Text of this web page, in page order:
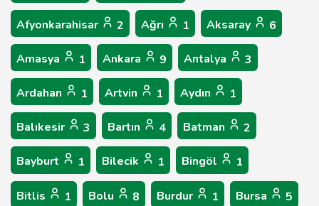
Afyonkarahisar 2 Ağrı 1 Aksaray 6
Amasya 1 Ankara 9 Antalya 3
Ardahan 1 Artvin 1 Aydın 1
Balıkesir 3 Bartın 4 Batman 2
Bayburt 1 Bilecik 1 Bingöl 1
Bitlis 1 Bolu 8 Burdur 1 Bursa 5